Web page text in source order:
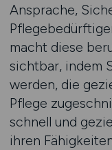
Ansprache,
macht diese
sichtbar, indem
werden, die
Pflege
schnell und
ihren